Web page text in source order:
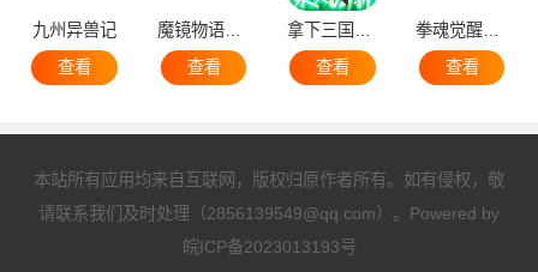
九州异兽记
查看
查看
查看
查看
本站所有应用均来自互联网，版权归原作者所有。如有侵权，敬
请联系我们及时处理（2856139549@qq.com）。Powered by
皖ICP备2023013193号